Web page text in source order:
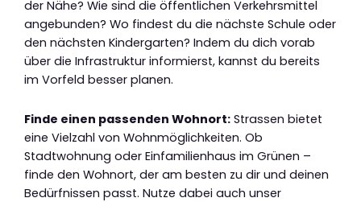
der Nähe? Wie sind die öffentlichen Verkehrsmittel
angebunden? Wo findest du die nächste Schule oder
den nächsten Kindergarten? Indem du dich vorab
über die Infrastruktur informierst, kannst du bereits
im Vorfeld besser planen.
Finde einen passenden Wohnort: Strassen bietet
eine Vielzahl von Wohnmöglichkeiten. Ob
Stadtwohnung oder Einfamilienhaus im Grünen –
finde den Wohnort, der am besten zu dir und deinen
Bedürfnissen passt. Nutze dabei auch unser